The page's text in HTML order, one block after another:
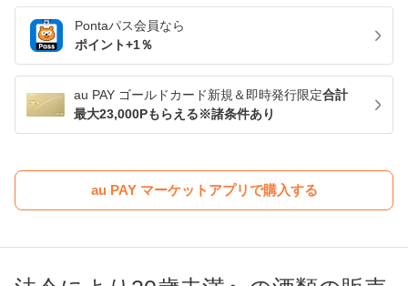
Pontaパス会員なら
ポイント+1％
au PAY ゴールドカード新規＆即時発行限定合計
最大23,000Pもらえる※諸条件あり
au PAY マーケットアプリで購入する